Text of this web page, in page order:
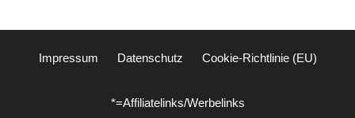
Impressum Datenschutz Cookie-Richtlinie (EU)
*=Affiliatelinks/Werbelinks